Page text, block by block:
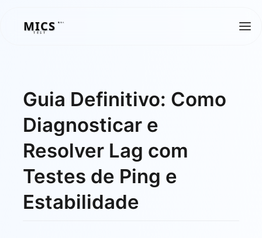
MICS
MICS
TEST
Guia Definitivo: Como
Diagnosticar e
Resolver Lag com
Testes de Ping e
Estabilidade